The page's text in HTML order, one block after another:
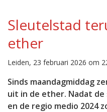
Sleutelstad
ether
Leiden, 23 februari 2026 om
Sinds maandagmiddag
uit in de ether. Nadat
en de regio medio 2024